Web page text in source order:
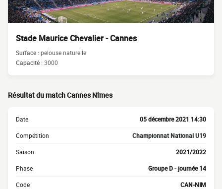
Stade Maurice Chevalier - Cannes
Surface :pelouse naturelle
Capacité :3000
Résultat du match Cannes Nîmes
Date 05 décembre 2021 14:30
Compétition Championnat National U19
Saison 2021/2022
Phase Groupe D - journée 14
Code CAN-NIM